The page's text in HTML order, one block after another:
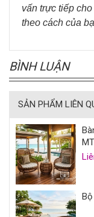
vấn trực tiếp
theo cách của
BÌNH LUẬN
SẢN PHẨM LIÊN